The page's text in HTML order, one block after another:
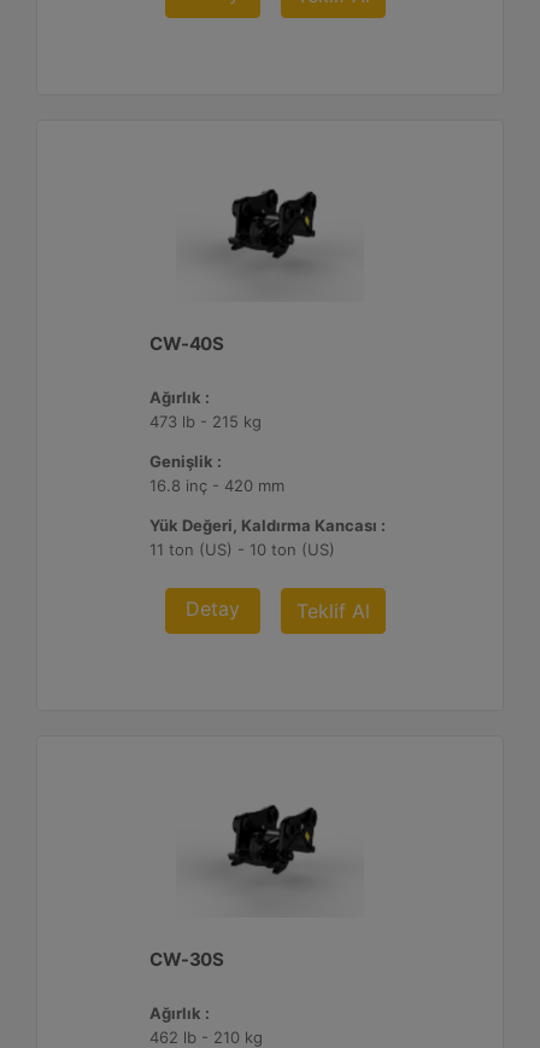
CW-40S
Ağırlık :
473 lb - 215 kg
Genişlik :
16.8 inç - 420 mm
Yük Değeri, Kaldırma Kancası :
11 ton (US) - 10 ton (US)
Detay Teklif Al
CW-30S
Ağırlık :
462 lb - 210 kg